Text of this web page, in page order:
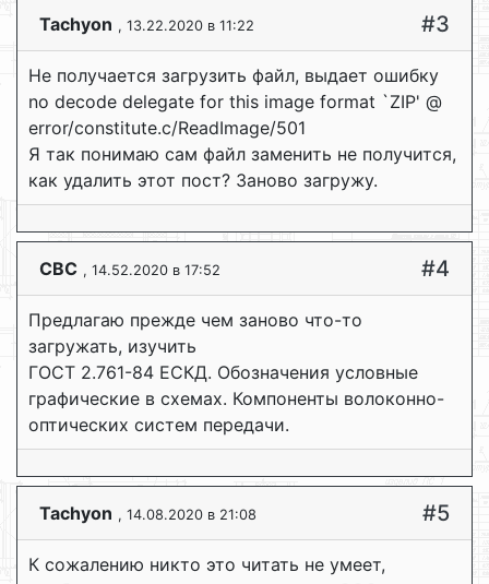
Tachyon , 13.22.2020 в 11:22 #3
Не получается загрузить файл, выдает ошибку
no decode delegate for this image format `ZIP' @
error/constitute.c/ReadImage/501
Я так понимаю сам файл заменить не получится,
как удалить этот пост? Заново загружу.
CBC , 14.52.2020 в 17:52 #4
Предлагаю прежде чем заново что-то
загружать, изучить
ГОСТ 2.761-84 ЕСКД. Обозначения условные
графические в схемах. Компоненты волоконно-
оптических систем передачи.
Tachyon , 14.08.2020 в 21:08 #5
К сожалению никто это читать не умеет,